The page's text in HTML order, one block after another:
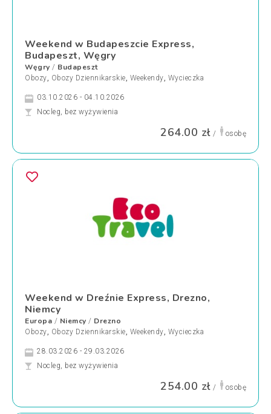
Weekend w Budapeszcie Express,
Budapeszt, Węgry
Węgry / Budapeszt
Obozy, Obozy Dziennikarskie, Weekendy, Wycieczka
03.10.2026 - 04.10.2026
Nocleg, bez wyżywienia
264.00 zł / osobę
Weekend w Dreźnie Express, Drezno,
Niemcy
Europa / Niemcy / Drezno
Obozy, Obozy Dziennikarskie, Weekendy, Wycieczka
28.03.2026 - 29.03.2026
Nocleg, bez wyżywienia
254.00 zł / osobę